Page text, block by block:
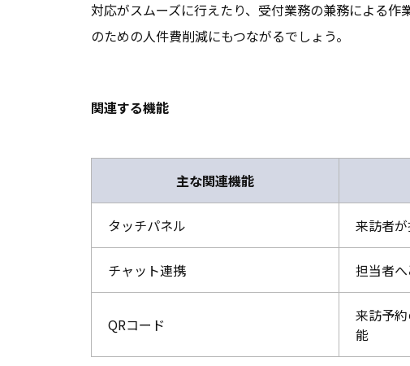
対応がスムーズに行えたり、受付業務の兼務による
のための人件費削減にもつながるでしょう。
関連する機能
主な関連機能
タッチパネル 来訪者
チャット連携 担当者
QRコード
来訪予
能